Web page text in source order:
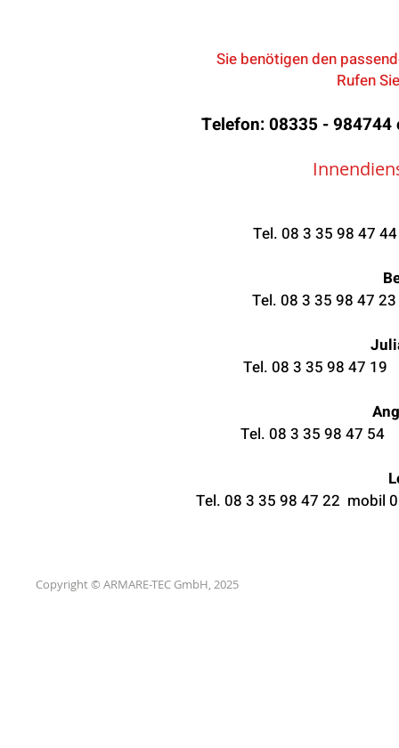
Sie benötigen den
Rufen
Telefon: 08335 -
Tel. 08 3 35 98 47
Tel. 08 3 35 98 47
Tel. 08 3 35 98 47
Tel. 08 3 35 98 47
Tel. 08 3 35 98 47 22 mobil
Copyright© ARMARE-TEC GmbH, 2025